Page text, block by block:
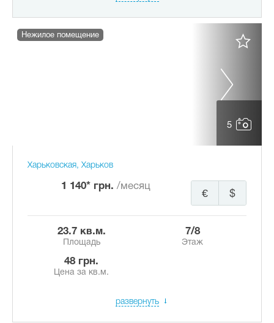
5
Нежилое помещение
Харьковская, Харьков
1 140* грн. /месяц
$
€
23.7 кв.м.
Площадь
7/8
Этаж
48 грн.
Цена за кв.м.
развернуть